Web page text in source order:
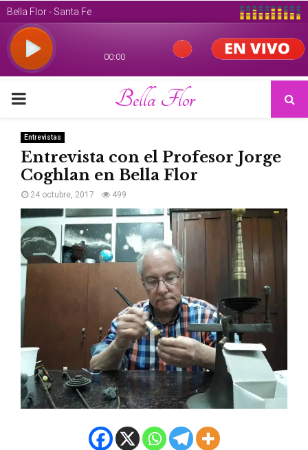
PRIMARY
MENU
Bella Flor
Entrevistas
Entrevista con el Profesor Jorge
Coghlan en Bella Flor
24 octubre, 2017 499